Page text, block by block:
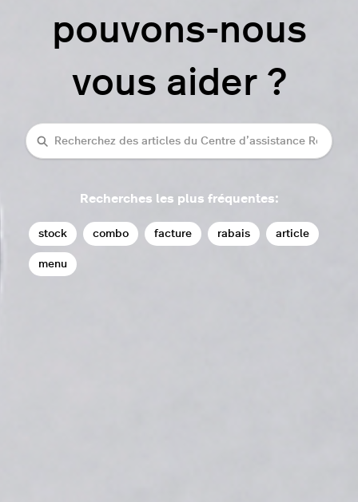
pouvons-nous
vous aider ?
Recherche
Recherches les plus fréquentes:
stock combo facture rabais article
menu